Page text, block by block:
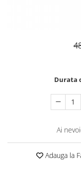
Durata
Ai
Adauga la